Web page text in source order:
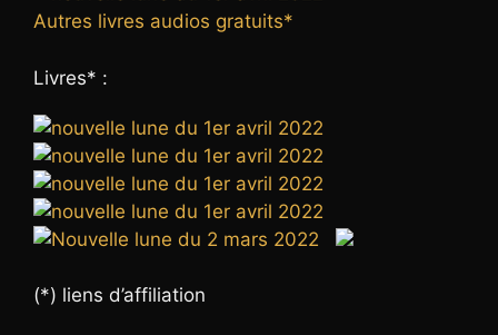
Autres livres audios gratuits*
Livres* :
(*) liens d’affiliation